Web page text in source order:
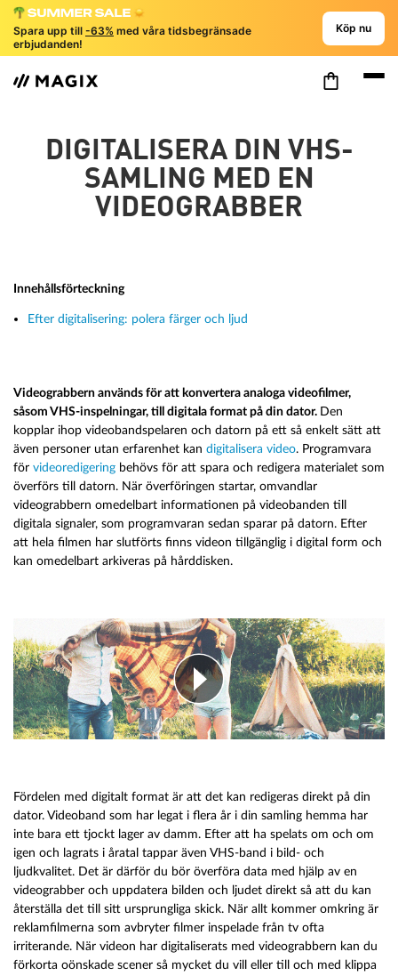
Spara upp till -63% med våra tidsbegränsade
erbjudanden!
Köp nu
DIGITALISERA DIN VHS-
SAMLING MED EN
VIDEOGRABBER
Innehållsförteckning
Efter digitalisering: polera färger och ljud
Videograbbern används för att konvertera analoga videofilmer,
såsom VHS-inspelningar, till digitala format på din dator. Den
kopplar ihop videobandspelaren och datorn på ett så enkelt sätt att
även personer utan erfarenhet kan digitalisera video. Programvara
för videoredigering behövs för att spara och redigera materialet som
överförs till datorn. När överföringen startar, omvandlar
videograbbern omedelbart informationen på videobanden till
digitala signaler, som programvaran sedan sparar på datorn. Efter
att hela filmen har slutförts finns videon tillgänglig i digital form och
kan omedelbart arkiveras på hårddisken.
Fördelen med digitalt format är att det kan redigeras direkt på din
dator. Videoband som har legat i flera år i din samling hemma har
inte bara ett tjockt lager av damm. Efter att ha spelats om och om
igen och lagrats i åratal tappar även VHS-band i bild- och
ljudkvalitet. Det är därför du bör överföra data med hjälp av en
videograbber och uppdatera bilden och ljudet direkt så att du kan
återställa det till sitt ursprungliga skick. När allt kommer omkring är
reklamfilmerna som avbryter filmer inspelade från tv ofta
irriterande. När videon har digitaliserats med videograbbern kan du
förkorta oönskade scener så mycket du vill eller till och med klippa